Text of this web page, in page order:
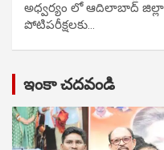
అధ్వర్యం లో ఆదిలాబాద్ జిల్లా
పోటిప‌రీక్ష‌ల‌కు…
ఇంకా చదవండి